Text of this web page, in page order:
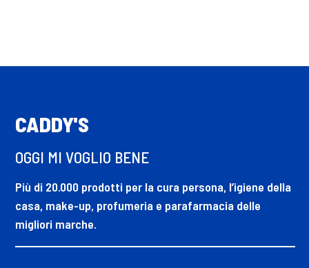
CADDY'S
OGGI MI VOGLIO BENE
Più di 20.000 prodotti per la cura persona, l’igiene della
casa, make-up, profumeria e parafarmacia delle
migliori marche.